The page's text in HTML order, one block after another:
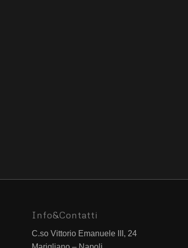
Info&Contatti
C.so Vittorio Emanuele III, 24